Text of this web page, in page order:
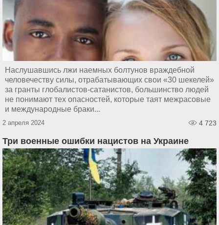
Наслушавшись лжи наемных болтунов враждебной
человечеству силы, отрабатывающих свои «30 шекелей»
за гранты глобалистов-сатанистов, большинство людей
не понимают тех опасностей, которые таят межрасовые
и международные браки...
2 апреля 2024 4 723
Три военные ошибки нацистов на Украине